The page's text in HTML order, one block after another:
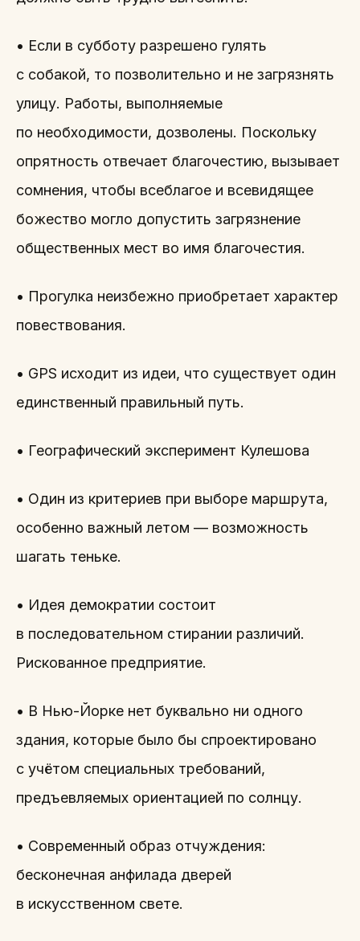
• Если в субботу разрешено гулять
с собакой, то позволительно и не загрязнять
улицу. Работы, выполняемые
по необходимости, дозволены. Поскольку
опрятность отвечает благочестию, вызывает
сомнения, чтобы всеблагое и всевидящее
божество могло допустить загрязнение
общественных мест во имя благочестия.
• Прогулка неизбежно приобретает характер
повествования.
• GPS исходит из идеи, что существует один
единственный правильный путь.
• Географический эксперимент Кулешова
• Один из критериев при выборе маршрута,
особенно важный летом — возможность
шагать теньке.
• Идея демократии состоит
в последовательном стирании различий.
Рискованное предприятие.
• В Нью-Йорке нет буквально ни одного
здания, которые было бы спроектировано
с учётом специальных требований,
предъевляемых ориентацией по солнцу.
• Современный образ отчуждения:
бесконечная анфилада дверей
в искусственном свете.